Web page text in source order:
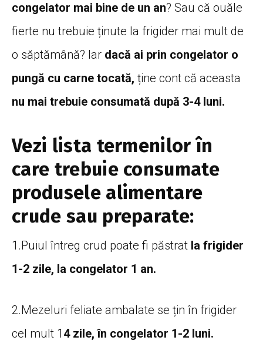
congelator mai bine de un an? Sau că ouăle
fierte nu trebuie ținute la frigider mai mult de
o săptămână? Iar dacă ai prin congelator o
pungă cu carne tocată, ține cont că aceasta
nu mai trebuie consumată după 3-4 luni.
Vezi lista termenilor în
care trebuie consumate
produsele alimentare
crude sau preparate:
1.Puiul întreg crud poate fi păstrat la frigider
1-2 zile, la congelator 1 an.
2.Mezeluri feliate ambalate se țin în frigider
cel mult 1 4 zile, în congelator 1-2 luni.